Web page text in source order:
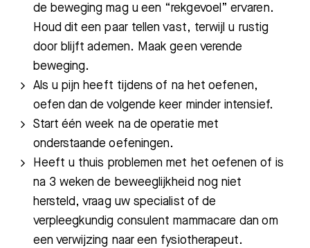
Zoeken
Meest gezocht:
Bezoektijden
de beweging mag u een “rekgevoel” ervaren.
Houd dit een paar tellen vast, terwijl u rustig
door blijft ademen. Maak geen verende
beweging.
Als u pijn heeft tijdens of na het oefenen,
oefen dan de volgende keer minder intensief.
Start één week na de operatie met
onderstaande oefeningen.
Heeft u thuis problemen met het oefenen of is
na 3 weken de beweeglijkheid nog niet
hersteld, vraag uw specialist of de
verpleegkundig consulent mammacare dan om
een verwijzing naar een fysiotherapeut.